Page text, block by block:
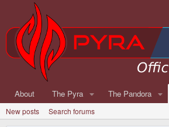
About The Pyra The Pandora
New posts Search forums